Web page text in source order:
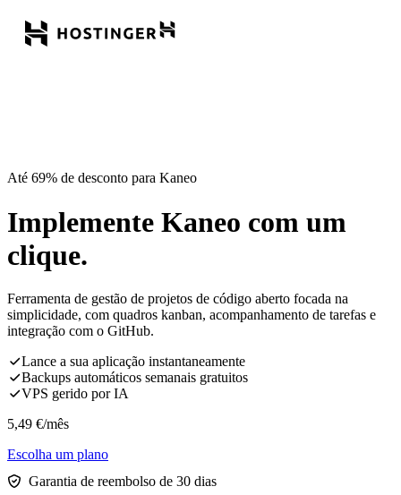
Até 69% de desconto para Kaneo
Implemente Kaneo com um
clique.
Ferramenta de gestão de projetos de código aberto focada na
simplicidade, com quadros kanban, acompanhamento de tarefas e
integração com o GitHub.
Lance a sua aplicação instantaneamente
Backups automáticos semanais gratuitos
VPS gerido por IA
5,49 €/mês
Escolha um plano
Garantia de reembolso de 30 dias